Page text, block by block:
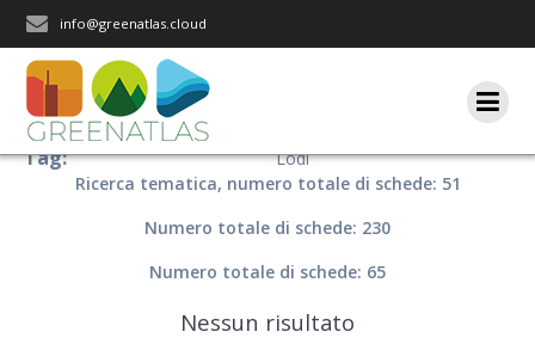
info@greenatlas.cloud
Tag:
Lodi
Ricerca tematica, numero totale di schede: 51
Numero totale di schede: 230
Numero totale di schede: 65
Nessun risultato